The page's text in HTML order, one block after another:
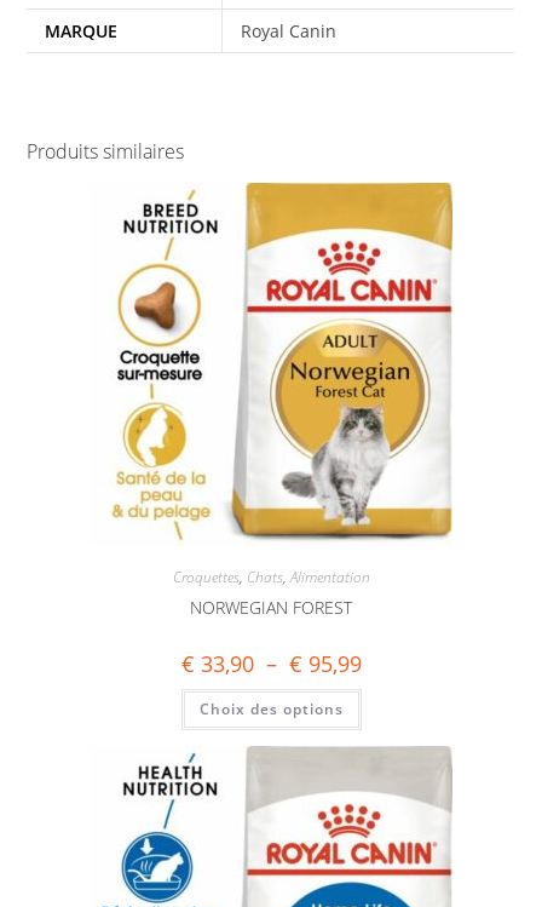
MARQUE
Royal Canin
Produits similaires
Croquettes, Chats,Alimentation
NORWEGIAN FOREST
€ 33,90 – € 95,99
Choix des options